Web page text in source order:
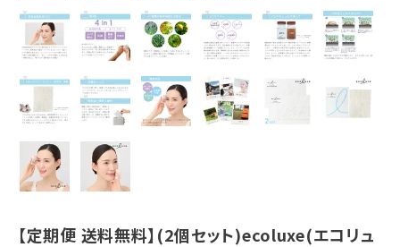
美容・コスメ・香水
衛生用品
日用品雑貨
フェムケア
【定期便 送料無料】(2個セット)ecoluxe(エコリュ